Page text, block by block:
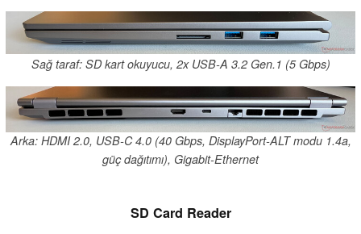
Sağ taraf: SD kart okuyucu, 2x USB-A 3.2 Gen.1 (5 Gbps)
Arka: HDMI 2.0, USB-C 4.0 (40 Gbps, DisplayPort-ALT modu 1.4a,
güç dağıtımı), Gigabit-Ethernet
SD Card Reader